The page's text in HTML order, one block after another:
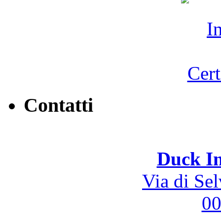
Contatti
Duck
Via di